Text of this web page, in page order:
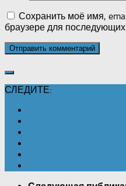
Сохранить моё имя,
браузере для
СЛЕДИТЕ: